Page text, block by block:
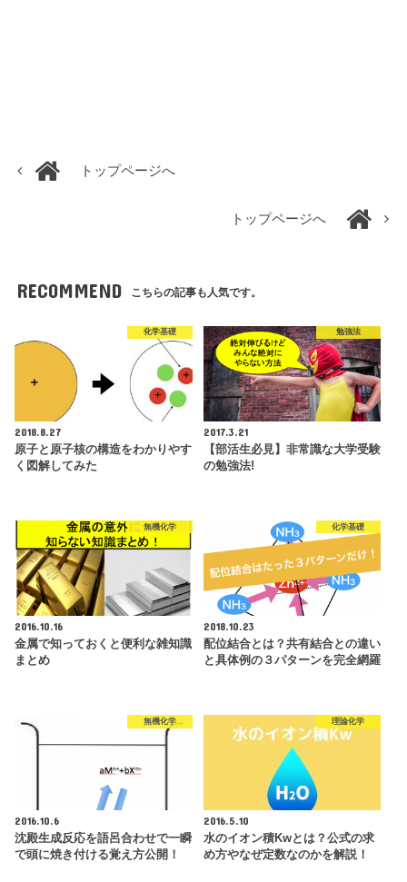
トップページへ
トップページへ
RECOMMEND こちらの記事も人気です。
化学基礎
2018.8.27
原子と原子核の構造をわかりやす
く図解してみた
勉強法
2017.3.21
【部活生必見】非常識な大学受験
の勉強法!
無機化学
2016.10.16
金属で知っておくと便利な雑知識
まとめ
化学基礎
2018.10.23
配位結合とは？共有結合との違い
と具体例の３パターンを完全網羅
無機化学
2016.10.6
沈殿生成反応を語呂合わせで一瞬
で頭に焼き付ける覚え方公開！
理論化学
2016.5.10
水のイオン積Kwとは？公式の求
め方やなぜ定数なのかを解説！